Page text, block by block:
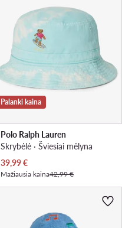
Palanki kaina
Polo Ralph Lauren
Skrybėlė · Šviesiai mėlyna
Dabartinė kaina
39,99€
Mažiausia kaina42,99 €